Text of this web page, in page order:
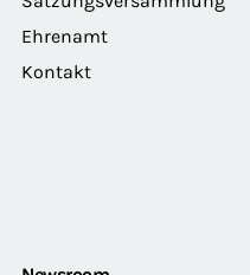
Ehrenamt
Kontakt